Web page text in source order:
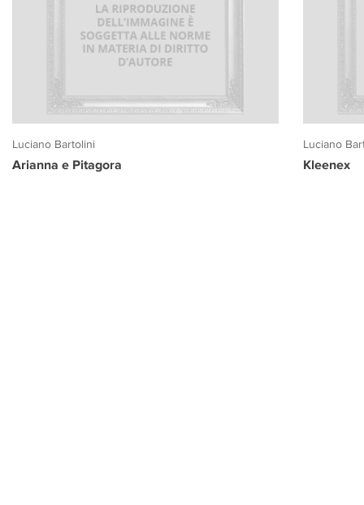
Luciano Bartolini
Arianna e Pitagora
Luciano
Kleenex